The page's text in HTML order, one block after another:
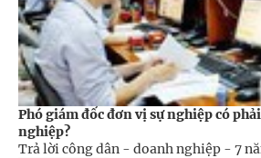
Phó giám đốc đơn vị sự nghiệp có
nghiệp?
Trả lời công dân - doanh nghiệp - 7